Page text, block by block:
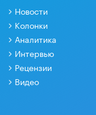
Новости
Колонки
Аналитика
Интервью
Рецензии
Видео